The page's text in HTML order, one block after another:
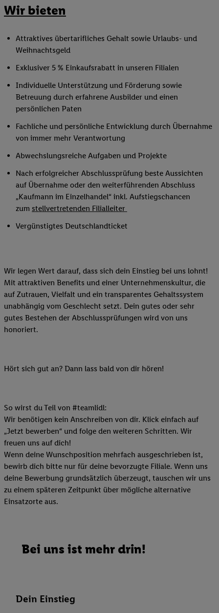
Wir bieten
Attraktives übertarifliches Gehalt sowie Urlaubs- und
Weihnachtsgeld
Exklusiver 5 % Einkaufsrabatt in unseren Filialen
Individuelle Unterstützung und Förderung sowie
Betreuung durch erfahrene Ausbilder und einen
persönlichen Paten
Fachliche und persönliche Entwicklung durch Übernahme
von immer mehr Verantwortung
Abwechslungsreiche Aufgaben und Projekte
Nach erfolgreicher Abschlussprüfung beste Aussichten
auf Übernahme oder den weiterführenden Abschluss
„Kaufmann im Einzelhandel“ inkl. Aufstiegschancen
zum stellvertretenden Filialleiter
Vergünstigtes Deutschlandticket
Wir legen Wert darauf, dass sich dein Einstieg bei uns lohnt!
Mit attraktiven Benefits und einer Unternehmenskultur, die
auf Zutrauen, Vielfalt und ein transparentes Gehaltssystem
unabhängig vom Geschlecht setzt. Dein gutes oder sehr
gutes Bestehen der Abschlussprüfungen wird von uns
honoriert.
Hört sich gut an? Dann lass bald von dir hören!
So wirst du Teil von #teamlidl:
Wir benötigen kein Anschreiben von dir. Klick einfach auf
„Jetzt bewerben“ und folge den weiteren Schritten. Wir
freuen uns auf dich!
Wenn deine Wunschposition mehrfach ausgeschrieben ist,
bewirb dich bitte nur für deine bevorzugte Filiale. Wenn uns
deine Bewerbung grundsätzlich überzeugt, tauschen wir uns
zu einem späteren Zeitpunkt über mögliche alternative
Einsatzorte aus.
Bei uns ist mehr drin!
Dein Einstieg